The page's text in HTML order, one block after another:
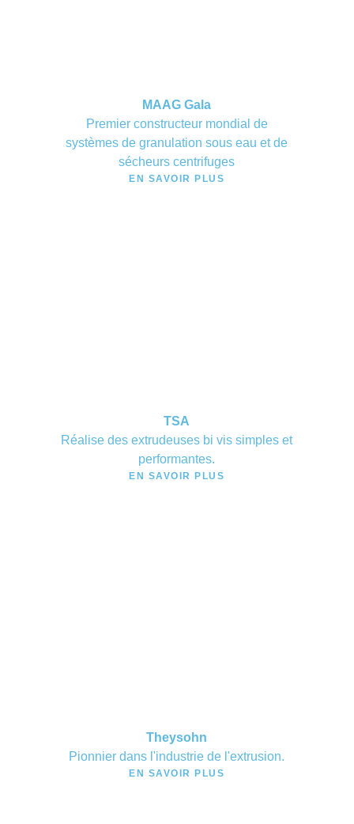
MAAG Gala
Premier constructeur mondial de
systèmes de granulation sous eau et de
sécheurs centrifuges
EN SAVOIR PLUS
TSA
Réalise des extrudeuses bi vis simples et
performantes.
EN SAVOIR PLUS
Theysohn
Pionnier dans l'industrie de l'extrusion.
EN SAVOIR PLUS